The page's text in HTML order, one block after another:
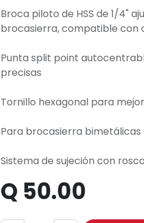
Broca piloto de HSS de 1/4"
brocasierra, compatible con
Punta split point
precisas
Tornillo hexagonal para
Para brocasierra bimetálicas
Sistema de sujeción con rosca
Q 50.00